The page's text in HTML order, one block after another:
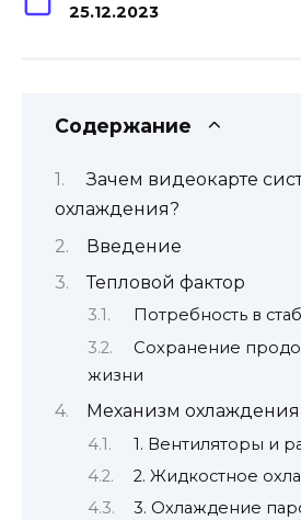
25.12.2023
Содержание
Зачем видеокарте
охлаждения?
Введение
Тепловой фактор
Потребность в
Сохранение
жизни
Механизм охлаждения
1. Вентиляторы и
2. Жидкостное
3. Охлаждение